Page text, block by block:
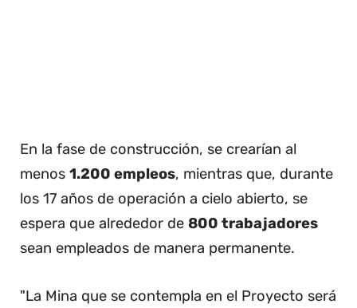
En la fase de construcción, se crearían al
menos 1.200 empleos, mientras que, durante
los 17 años de operación a cielo abierto, se
espera que alrededor de 800 trabajadores
sean empleados de manera permanente.
"La Mina que se contempla en el Proyecto será